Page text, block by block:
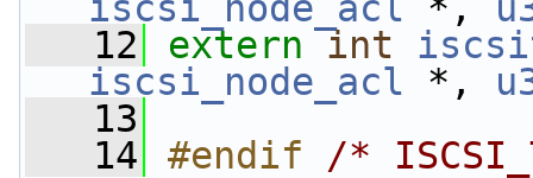
   12
extern int
iscsi_node_acl *,
   13
   14
#endif /*